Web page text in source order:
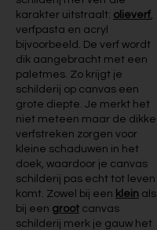
karakter uitstraalt: olieverf,
verfpasta en acryl
bijvoorbeeld. De verf wordt
dik aangebracht met een
paletmes. Zo krijgt je
schilderij op canvas een
grote diepte. Je merkt het
niet meteen maar de dikke
verfstreken zorgen voor
kleine schaduwen in het
doek, waardoor je canvas
schilderij pas echt tot leven
komt. Zowel bij een klein als
bij een groot canvas
schilderij merk je gauw het